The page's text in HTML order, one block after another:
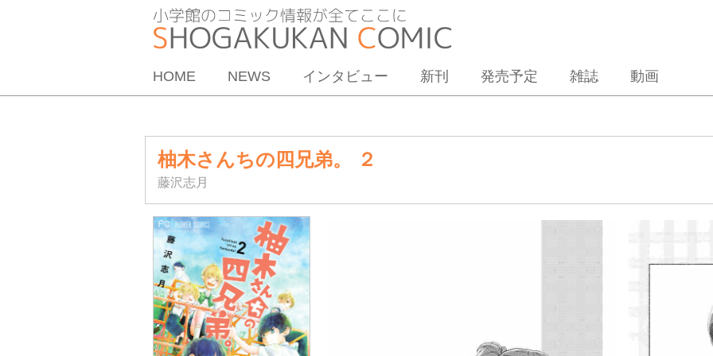
HOME NEWS インタビュー 新刊 発売予定 雑誌 動画
柚木さんちの四兄弟。 ２
藤沢志月